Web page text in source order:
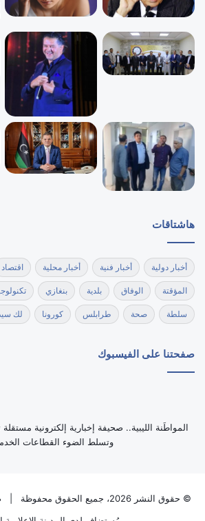
هاشتاقات
أخبار دولية أخبار فنية أخبار محلية اقتصاد
المؤقتة الوفاق بلدية بنغازي
سلطة صحة طرابلس كورونا لك
صفحتنا على الفيسبوك
‏المواطَنة الليبية.. صحيفة إخبارية إلكترونية
وتسلط الضوء القطاعات
© حقوق النشر 2026، جميع الحقوق محفوظة |